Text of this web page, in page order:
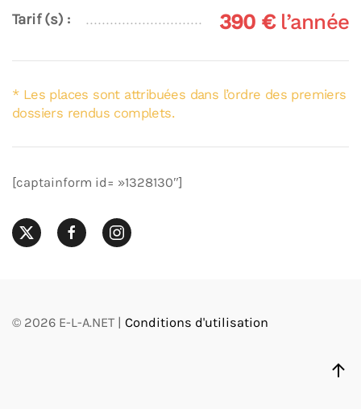
Tarif (s) : 390 €l’année
* Les places sont attribuées dans l’ordre des premiers
dossiers rendus complets.
[captainform id= »1328130″]
© 2026 E-L-A.NET | Conditions d'utilisation